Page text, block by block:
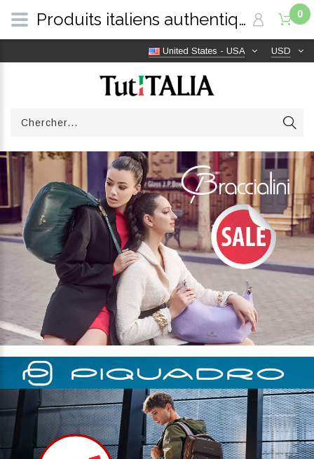
USD
United States - USA
0
Produits italiens authentiques, livraison gratuite dans le monde entier | TutITALIA